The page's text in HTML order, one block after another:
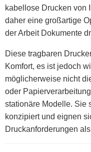
kabellose Drucken von
daher eine großartige
der Arbeit Dokumente
Diese tragbaren
Komfort, es ist jedoch
möglicherweise nicht
oder
stationäre Modelle. Sie
konzipiert und eignen
Druckanforderungen